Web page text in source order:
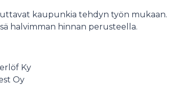
kaupunkia tehdyn työn mukaan.
halvimman hinnan perusteella.
Cederlöf Ky
Invest Oy